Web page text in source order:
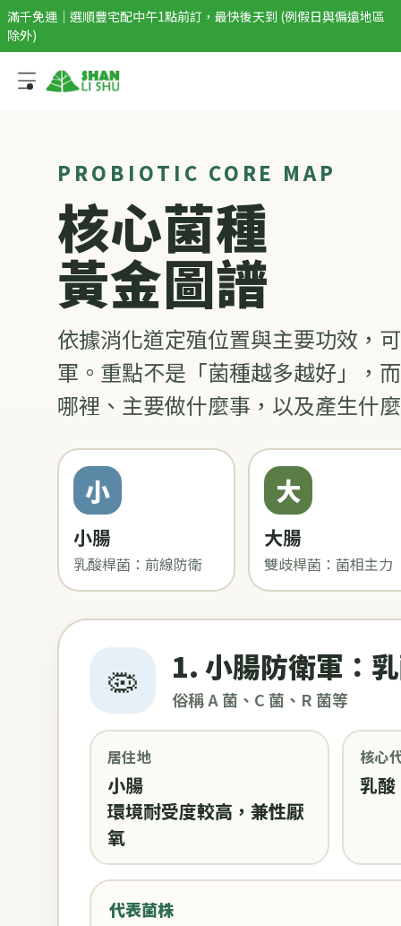
滿千免運｜選順豐宅配中午1點前訂，最快後天到 (例假日與偏遠地區
除外)
PROBIOTIC CORE MAP
核心菌種
黃金圖譜
依據消化道定殖位置與主要功效，
軍。重點不是「菌種越多越好」，
哪裡、主要做什麼事，以及產生什
小
小腸
乳酸桿菌：前線防衛
大
大腸
雙歧桿菌：菌相主力
🦠 1. 小腸防衛軍：
俗稱 A 菌、C 菌、R 菌等
居住地
小腸
環境耐受度較高，兼性厭
氧
核心
乳酸
代表菌株